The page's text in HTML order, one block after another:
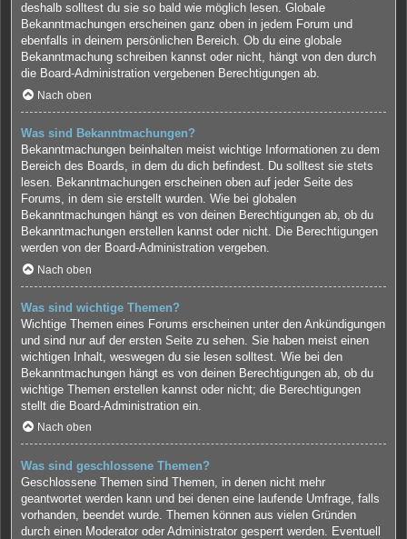
deshalb solltest du sie so bald wie möglich lesen. Globale
Bekanntmachungen erscheinen ganz oben in jedem Forum und
ebenfalls in deinem persönlichen Bereich. Ob du eine globale
Bekanntmachung schreiben kannst oder nicht, hängt von den durch
die Board-Administration vergebenen Berechtigungen ab.
Nach oben
Was sind Bekanntmachungen?
Bekanntmachungen beinhalten meist wichtige Informationen zu dem
Bereich des Boards, in dem du dich befindest. Du solltest sie stets
lesen. Bekanntmachungen erscheinen oben auf jeder Seite des
Forums, in dem sie erstellt wurden. Wie bei globalen
Bekanntmachungen hängt es von deinen Berechtigungen ab, ob du
Bekanntmachungen erstellen kannst oder nicht. Die Berechtigungen
werden von der Board-Administration vergeben.
Nach oben
Was sind wichtige Themen?
Wichtige Themen eines Forums erscheinen unter den Ankündigungen
und sind nur auf der ersten Seite zu sehen. Sie haben meist einen
wichtigen Inhalt, weswegen du sie lesen solltest. Wie bei den
Bekanntmachungen hängt es von deinen Berechtigungen ab, ob du
wichtige Themen erstellen kannst oder nicht; die Berechtigungen
stellt die Board-Administration ein.
Nach oben
Was sind geschlossene Themen?
Geschlossene Themen sind Themen, in denen nicht mehr
geantwortet werden kann und bei denen eine laufende Umfrage, falls
vorhanden, beendet wurde. Themen können aus vielen Gründen
durch einen Moderator oder Administrator gesperrt werden. Eventuell